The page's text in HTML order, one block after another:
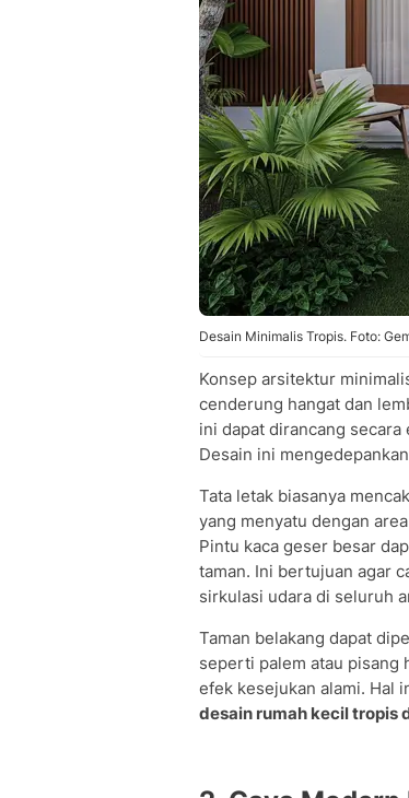
Desain Minimalis Tropis. Foto:
Konsep arsitektur
cenderung hangat dan
ini dapat dirancang
Desain ini
Tata letak biasanya
yang menyatu dengan
Pintu kaca geser besar
taman. Ini bertujuan agar
sirkulasi udara di seluruh
Taman belakang dapat
seperti palem atau pisang
efek kesejukan alami. Hal
desain rumah kecil tropis